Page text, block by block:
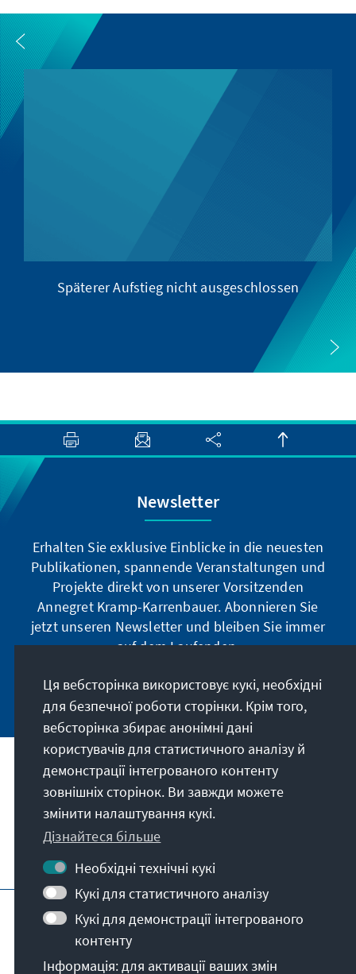
Späterer Aufstieg nicht ausgeschlossen
Newsletter
Erhalten Sie exklusive Einblicke in die neuesten
Publikationen, spannende Veranstaltungen und
Projekte direkt von unserer Vorsitzenden
Annegret Kramp-Karrenbauer. Abonnieren Sie
jetzt unseren Newsletter und bleiben Sie immer
auf dem Laufenden.
Jetzt abonnieren
Наше покликання
Контакт
Подальші пропозиції від фонду
Вихідні дані
Захист даних
Умови користування
Erklärung zur Barrierefreiheit
Карта сайту
Ця вебсторінка використовує кукі, необхідні
для безпечної роботи сторінки. Крім того,
вебсторінка збирає анонімні дані
користувачів для статистичного аналізу й
демонстрації інтегрованого контенту
зовнішніх сторінок. Ви завжди можете
змінити налаштування кукі.
Дізнайтеся більше
Необхідні технічні кукі
Кукі для статистичного аналізу
Кукі для демонстрації інтегрованого
контенту
Інформація: для активації ваших змін